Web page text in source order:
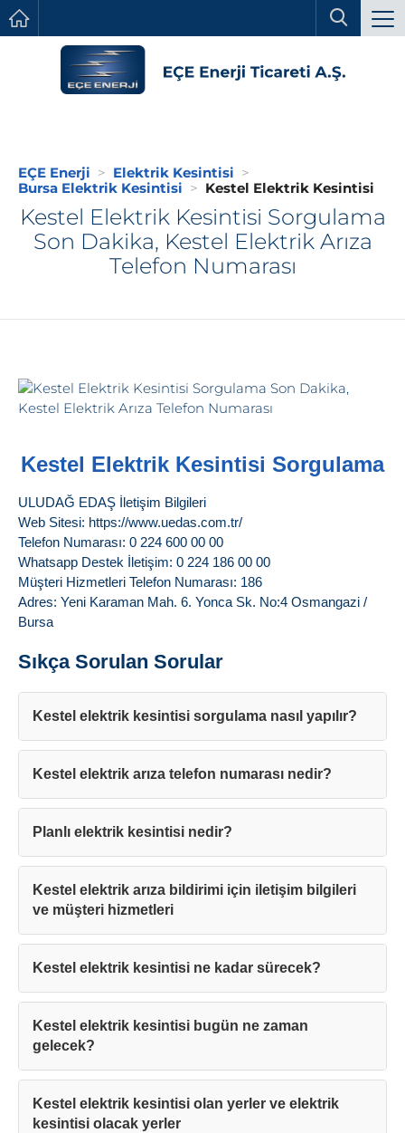
EÇE Enerji
Elektrik Kesintisi
Bursa Elektrik Kesintisi
Kestel Elektrik Kesintisi
Kestel Elektrik Kesintisi Sorgulama
Son Dakika, Kestel Elektrik Arıza
Telefon Numarası
Kestel Elektrik Kesintisi Sorgulama
ULUDAĞ EDAŞ İletişim Bilgileri
Web Sitesi: https://www.uedas.com.tr/
Telefon Numarası: 0 224 600 00 00
Whatsapp Destek İletişim: 0 224 186 00 00
Müşteri Hizmetleri Telefon Numarası: 186
Adres: Yeni Karaman Mah. 6. Yonca Sk. No:4 Osmangazi /
Bursa
Sıkça Sorulan Sorular
Kestel elektrik kesintisi sorgulama nasıl yapılır?
Kestel elektrik arıza telefon numarası nedir?
Planlı elektrik kesintisi nedir?
Kestel elektrik arıza bildirimi için iletişim bilgileri
ve müşteri hizmetleri
Kestel elektrik kesintisi ne kadar sürecek?
Kestel elektrik kesintisi bugün ne zaman
gelecek?
Kestel elektrik kesintisi olan yerler ve elektrik
kesintisi olacak yerler